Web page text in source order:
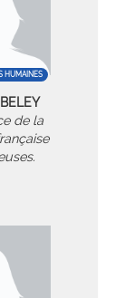
HUMAINES
de la